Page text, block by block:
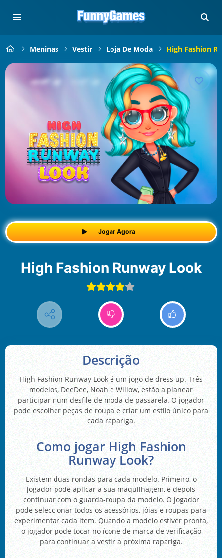
Meninas Vestir Loja De Moda High Fashion
Jogar Agora
High Fashion Runway Look
Descrição
High Fashion Runway Look é um jogo de dress up. Três
modelos, DeeDee, Noah e Willow, estão a planear
participar num desfile de moda de passarela. O jogador
pode escolher peças de roupa e criar um estilo único para
cada rapariga.
Como jogar High Fashion
Runway Look?
Existem duas rondas para cada modelo. Primeiro, o
jogador pode aplicar a sua maquilhagem, e depois
continuar com o guarda-roupa da modelo. O jogador
pode seleccionar todos os acessórios, jóias e roupas para
experimentar cada item. Quando a modelo estiver pronta,
o jogador pode tocar no ícone de marca de verificação
para continuar a vestir a próxima rapariga.